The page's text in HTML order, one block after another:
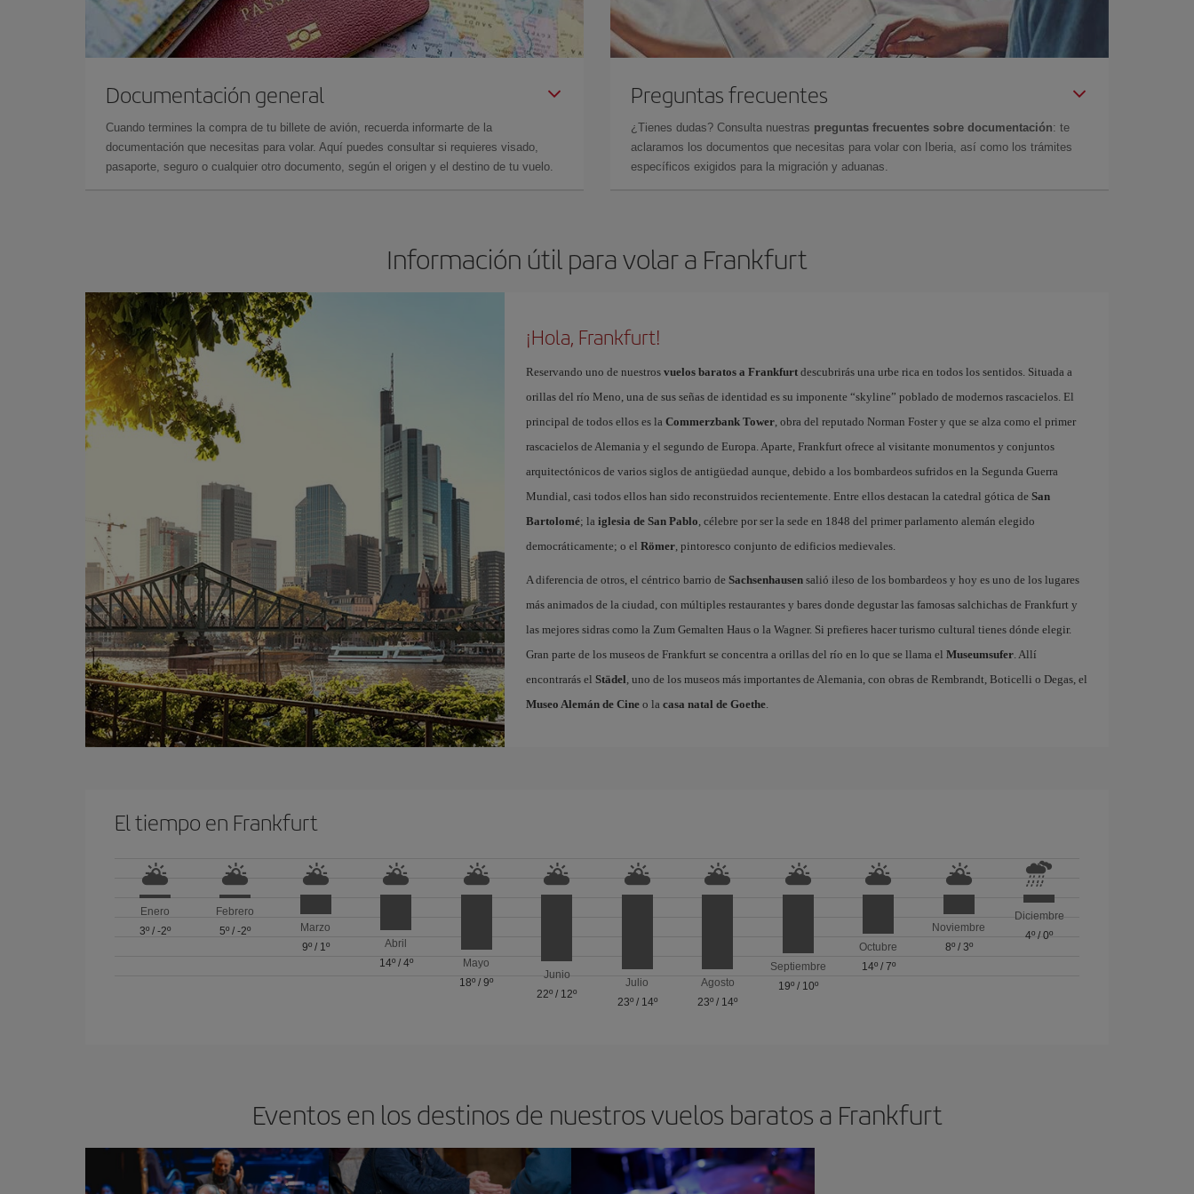
Documentación general
Cuando termines la compra de tu billete de avión, recuerda informarte de la
documentación que necesitas para volar. Aquí puedes consultar si requieres visado,
pasaporte, seguro o cualquier otro documento, según el origen y el destino de tu vuelo.
Preguntas frecuentes
¿Tienes dudas? Consulta nuestras preguntas frecuentes sobre documentación: te
aclaramos los documentos que necesitas para volar con Iberia, así como los trámites
específicos exigidos para la migración y aduanas.
Información útil para volar a Frankfurt
¡Hola, Frankfurt!
Reservando uno de nuestros vuelos baratos a Frankfurtdescubrirás una urbe rica en todos los sentidos. Situada a
orillas del río Meno, una de sus señas de identidad es su imponente “skyline” poblado de modernos rascacielos. El
principal de todos ellos es la Commerzbank Tower, obra del reputado Norman Foster y que se alza como el primer
rascacielos de Alemania y el segundo de Europa. Aparte, Frankfurt ofrece al visitante monumentos y conjuntos
arquitectónicos de varios siglos de antigüedad aunque, debido a los bombardeos sufridos en la Segunda Guerra
Mundial, casi todos ellos han sido reconstruidos recientemente. Entre ellos destacan la catedral gótica de San
Bartolomé; la iglesia de San Pablo, célebre por ser la sede en 1848 del primer parlamento alemán elegido
democráticamente; o el Römer, pintoresco conjunto de edificios medievales.
A diferencia de otros, el céntrico barrio de Sachsenhausensalió ileso de los bombardeos y hoy es uno de los lugares
más animados de la ciudad, con múltiples restaurantes y bares donde degustar las famosas salchichas de Frankfurt y
las mejores sidras como la Zum Gemalten Haus o la Wagner. Si prefieres hacer turismo cultural tienes dónde elegir.
Gran parte de los museos de Frankfurt se concentra a orillas del río en lo que se llama el Museumsufer. Allí
encontrarás el Städel, uno de los museos más importantes de Alemania, con obras de Rembrandt, Boticelli o Degas, el
Museo Alemán de Cineo la casa natal de Goethe.
El tiempo en Frankfurt
Enero
3º/ -2º
Febrero
5º /-2º
Marzo
9º/ 1º
Abril
14º/ 4º
Mayo
18º /9º
Junio
22º / 12º
Julio
23º/ 14º
Agosto
23º / 14º
Septiembre
19º/ 10º
Octubre
14º/ 7º
Noviembre
8º/ 3º
Diciembre
4º /0º
Eventos en los destinos de nuestros vuelos baratos a Frankfurt